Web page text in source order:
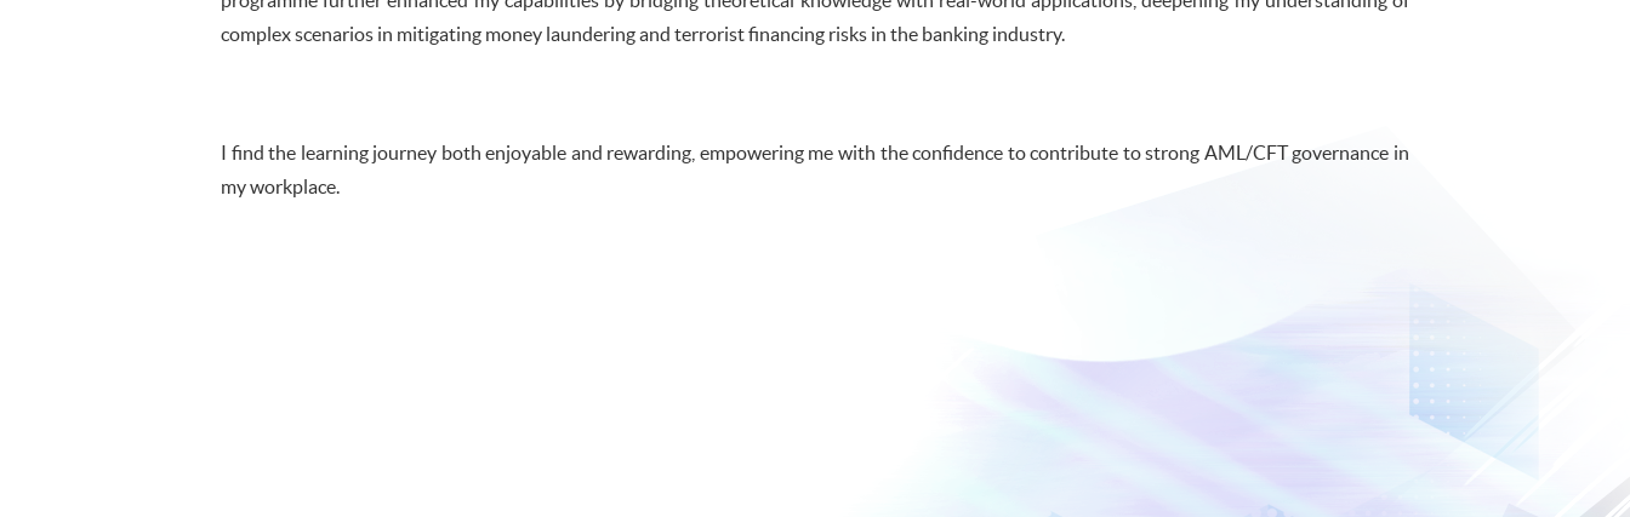
complex scenarios in mitigating money laundering and terrorist financing risks in the banking industry.
I find the learning journey both enjoyable and rewarding, empowering me with the confidence to contribute to strong AML/CFT governance in
my workplace.